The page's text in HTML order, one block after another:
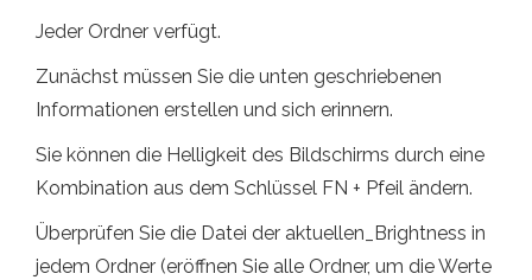
Jeder Ordner verfügt.
Zunächst müssen Sie die unten geschriebenen
Informationen erstellen und sich erinnern.
Sie können die Helligkeit des Bildschirms durch eine
Kombination aus dem Schlüssel FN + Pfeil ändern.
Überprüfen Sie die Datei der aktuellen_Brightness in
jedem Ordner (eröffnen Sie alle Ordner, um die Werte